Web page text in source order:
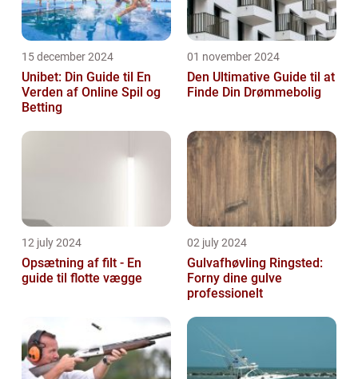
15 december 2024
Unibet: Din Guide til En
Verden af Online Spil og
Betting
01 november 2024
Den Ultimative Guide til at
Finde Din Drømmebolig
12 july 2024
Opsætning af filt - En
guide til flotte vægge
02 july 2024
Gulvafhøvling Ringsted:
Forny dine gulve
professionelt